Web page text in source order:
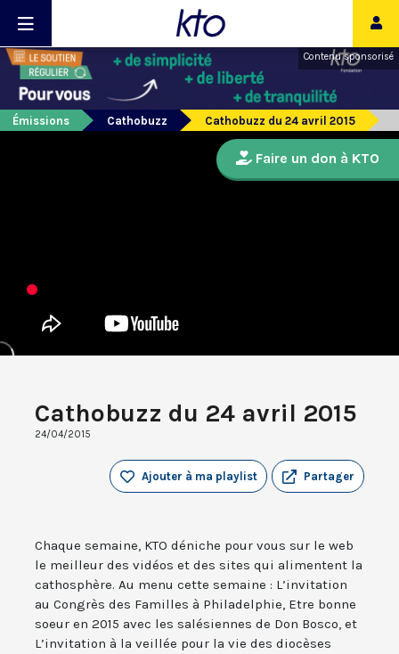
Contenu sponsorisé
Émissions Cathobuzz Cathobuzz du 24 avril 2015
Cathobuzz du 24 avril 2015
24/04/2015
Partager
Ajouter à ma playlist
Chaque semaine, KTO déniche pour vous sur le web
le meilleur des vidéos et des sites qui alimentent la
cathosphère. Au menu cette semaine : L’invitation
au Congrès des Familles à Philadelphie, Etre bonne
soeur en 2015 avec les salésiennes de Don Bosco, et
L’invitation à la veillée pour la vie des diocèses
Faire un don à KTO